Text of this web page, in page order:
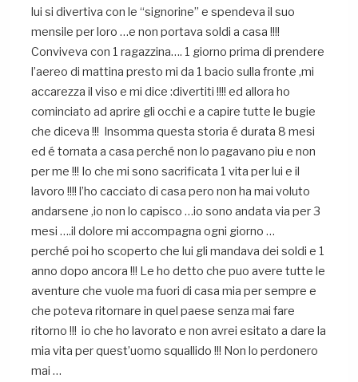
lui si divertiva con le “signorine” e spendeva il suo
mensile per loro …e non portava soldi a casa !!!!
Conviveva con 1 ragazzina…. 1 giorno prima di prendere
l’aereo di mattina presto mi da 1 bacio sulla fronte ,mi
accarezza il viso e mi dice :divertiti !!!! ed allora ho
cominciato ad aprire gli occhi e a capire tutte le bugie
che diceva !!! Insomma questa storia é durata 8 mesi
ed é tornata a casa perché non lo pagavano piu e non
per me !!! Io che mi sono sacrificata 1 vita per lui e il
lavoro !!!! l’ho cacciato di casa pero non ha mai voluto
andarsene ,io non lo capisco …io sono andata via per 3
mesi ….il dolore mi accompagna ogni giorno …
perché poi ho scoperto che lui gli mandava dei soldi e 1
anno dopo ancora !!! Le ho detto che puo avere tutte le
aventure che vuole ma fuori di casa mia per sempre e
che poteva ritornare in quel paese senza mai fare
ritorno !!! io che ho lavorato e non avrei esitato a dare la
mia vita per quest’uomo squallido !!! Non lo perdonero
mai …